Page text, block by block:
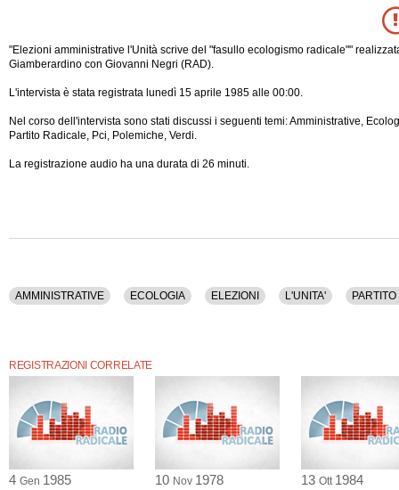
"Elezioni amministrative l'Unità scrive del "fasullo ecologismo radicale""
Giamberardino con Giovanni Negri (RAD).
L'intervista è stata registrata lunedì 15 aprile 1985 alle 00:00.
Nel corso dell'intervista sono stati discussi i seguenti temi: Amministrative,
Partito Radicale, Pci, Polemiche, Verdi.
La registrazione audio ha una durata di 26 minuti.
AMMINISTRATIVE ECOLOGIA ELEZIONI L'UNITA'
REGISTRAZIONI CORRELATE
4 Gen 1985 10 Nov 1978 13 Ott 1984